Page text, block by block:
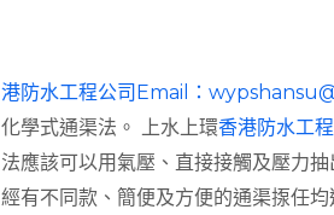
港防水工程公司Email：
化學式通渠法。 上水上環香港防水工
法應該可以用氣壓、直接接觸及壓力
經有不同款、簡便及方便的通渠揼任